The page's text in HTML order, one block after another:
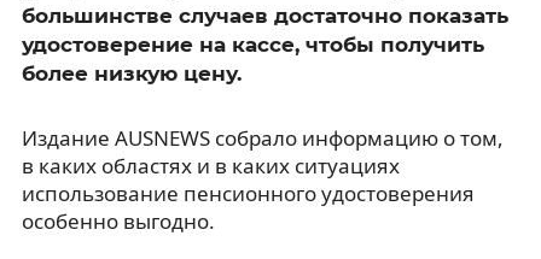
большинстве случаев достаточно показать
удостоверение на кассе, чтобы получить
более низкую цену.
Издание AUSNEWS собрало информацию о том,
в каких областях и в каких ситуациях
использование пенсионного удостоверения
особенно выгодно.